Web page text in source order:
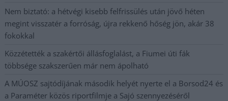
Nem biztató: a hétvégi kisebb felfrissülés után jövő héten
megint visszatér a forróság, újra rekkenő hőség jön, akár 38
fokokkal
Közzétették a szakértői állásfoglalást, a Fiumei úti fák
többsége szakszerűen már nem ápolható
A MÚOSZ sajtódíjának második helyét nyerte el a Borsod24 és
a Paraméter közös riportfilmje a Sajó szennyezéséről